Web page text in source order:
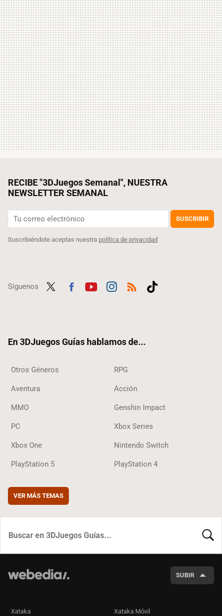
RECIBE "3DJuegos Semanal", NUESTRA
NEWSLETTER SEMANAL
SUSCRIBIR
Suscribiéndote aceptas nuestra política de privacidad
Síguenos
En 3DJuegos Guías hablamos de...
Otros Géneros RPG
Aventura Acción
MMO Genshin Impact
PC Xbox Series
Xbox One Nintendo Switch
PlayStation 5 PlayStation 4
VER MÁS TEMAS
SUBIR
Xataka Xataka Móvil